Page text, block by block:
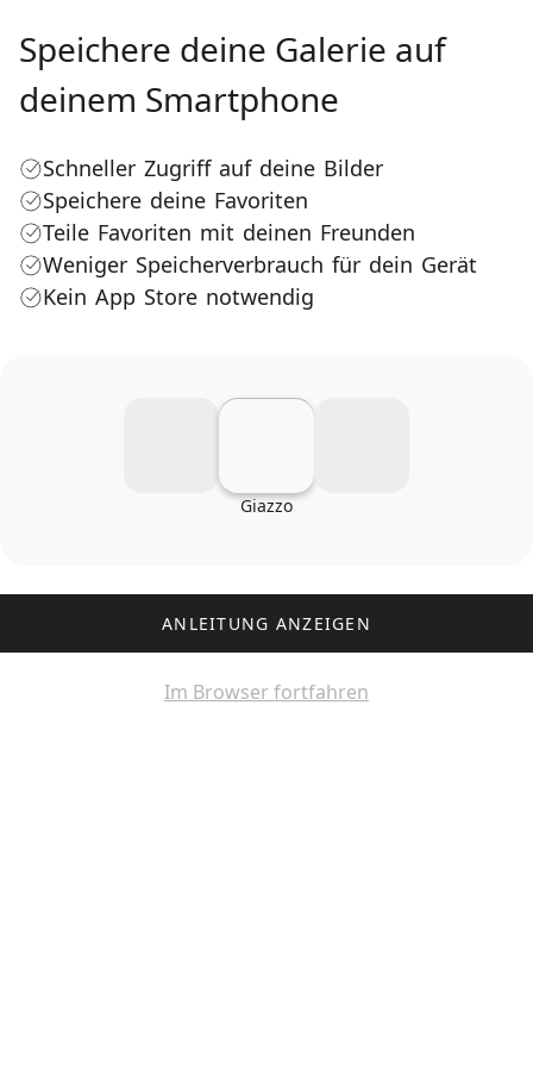
Speichere deine Galerie auf
deinem Smartphone
Schneller Zugriff auf deine Bilder
Speichere deine Favoriten
Teile Favoriten mit deinen Freunden
Weniger Speicherverbrauch für dein Gerät
Kein App Store notwendig
Giazzo
ANLEITUNG ANZEIGEN
Im Browser fortfahren